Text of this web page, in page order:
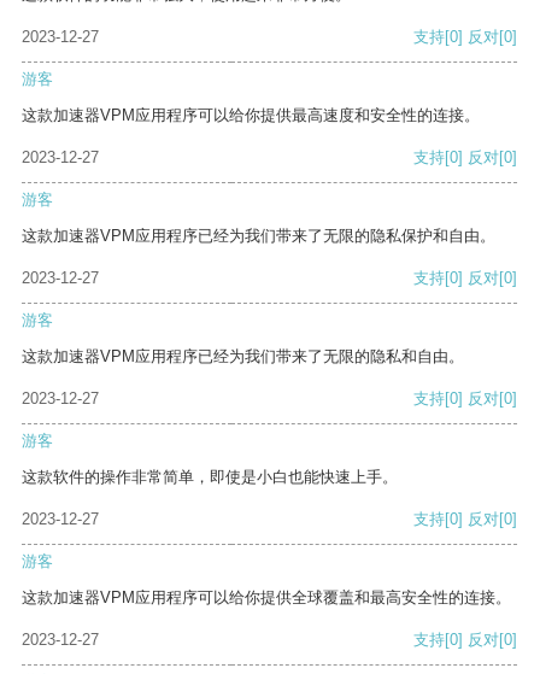
2023-12-27 支持[0] 反对[0]
游客
这款加速器VPM应用程序可以给你提供最高速度和安全性的连接。
2023-12-27 支持[0] 反对[0]
游客
这款加速器VPM应用程序已经为我们带来了无限的隐私保护和自由。
2023-12-27 支持[0] 反对[0]
游客
这款加速器VPM应用程序已经为我们带来了无限的隐私和自由。
2023-12-27 支持[0] 反对[0]
游客
这款软件的操作非常简单，即使是小白也能快速上手。
2023-12-27 支持[0] 反对[0]
游客
这款加速器VPM应用程序可以给你提供全球覆盖和最高安全性的连接。
2023-12-27 支持[0] 反对[0]